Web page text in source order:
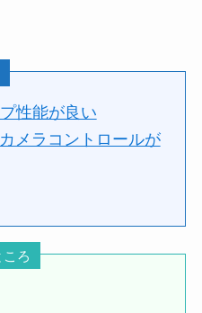
性能が良い
メラコントロールが
ろ